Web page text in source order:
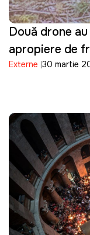
Două drone
apropiere de
prezintă scuze
Externe 30 martie